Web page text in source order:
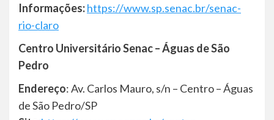
Informações:https://www.sp.senac.br/senac-
rio-claro
Centro Universitário Senac – Águas de São
Pedro
Endereço: Av. Carlos Mauro, s/n – Centro – Águas
de São Pedro/SP